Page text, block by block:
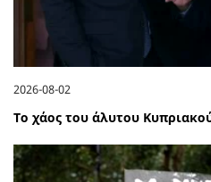
2026-08-02
Το χάος του άλυτου